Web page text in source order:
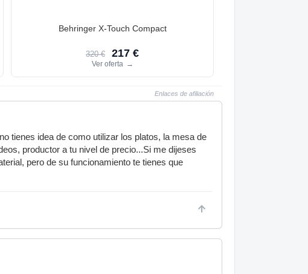
Behringer X-Touch Compact
320 € 217 €
Ver oferta →
Enlaces de afiliación
tienes idea de como utilizar los platos, la mesa de
productor a tu nivel de precio...Si me dijeses
pero de su funcionamiento te tienes que